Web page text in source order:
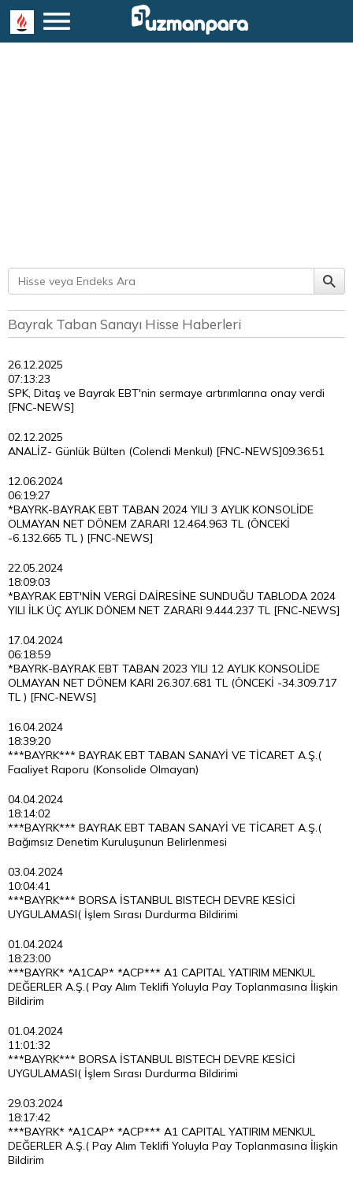
Bayrak Taban Sanayı Hisse Haberleri
26.12.2025
07:13:23
SPK, Ditaş ve Bayrak EBT'nin sermaye artırımlarına onay verdi
[FNC-NEWS]
02.12.2025
09:36:51
ANALİZ- Günlük Bülten (Colendi Menkul) [FNC-NEWS]
12.06.2024
06:19:27
*BAYRK-BAYRAK EBT TABAN 2024 YILI 3 AYLIK KONSOLİDE
OLMAYAN NET DÖNEM ZARARI 12.464.963 TL (ÖNCEKİ
-6.132.665 TL ) [FNC-NEWS]
22.05.2024
18:09:03
*BAYRAK EBT'NİN VERGİ DAİRESİNE SUNDUĞU TABLODA 2024
YILI İLK ÜÇ AYLIK DÖNEM NET ZARARI 9.444.237 TL [FNC-NEWS]
17.04.2024
06:18:59
*BAYRK-BAYRAK EBT TABAN 2023 YILI 12 AYLIK KONSOLİDE
OLMAYAN NET DÖNEM KARI 26.307.681 TL (ÖNCEKİ -34.309.717
TL ) [FNC-NEWS]
16.04.2024
18:39:20
***BAYRK*** BAYRAK EBT TABAN SANAYİ VE TİCARET A.Ş.(
Faaliyet Raporu (Konsolide Olmayan)
04.04.2024
18:14:02
***BAYRK*** BAYRAK EBT TABAN SANAYİ VE TİCARET A.Ş.(
Bağımsız Denetim Kuruluşunun Belirlenmesi
03.04.2024
10:04:41
***BAYRK*** BORSA İSTANBUL BISTECH DEVRE KESİCİ
UYGULAMASI( İşlem Sırası Durdurma Bildirimi
01.04.2024
18:23:00
***BAYRK* *A1CAP* *ACP*** A1 CAPITAL YATIRIM MENKUL
DEĞERLER A.Ş.( Pay Alım Teklifi Yoluyla Pay Toplanmasına İlişkin
Bildirim
01.04.2024
11:01:32
***BAYRK*** BORSA İSTANBUL BISTECH DEVRE KESİCİ
UYGULAMASI( İşlem Sırası Durdurma Bildirimi
29.03.2024
18:17:42
***BAYRK* *A1CAP* *ACP*** A1 CAPITAL YATIRIM MENKUL
DEĞERLER A.Ş.( Pay Alım Teklifi Yoluyla Pay Toplanmasına İlişkin
Bildirim